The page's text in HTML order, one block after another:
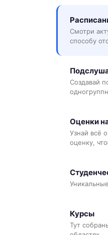
Смотри
способу
Создавай
Оценки
Узнай всё
оценку,
Курсы
Тут